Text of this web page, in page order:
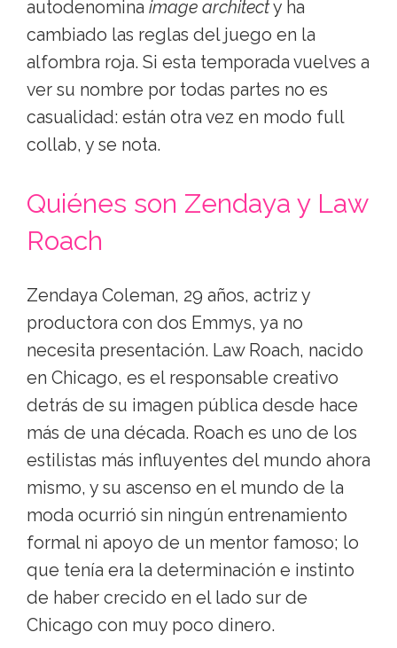
autodenomina image architecty ha
cambiado las reglas del juego en la
alfombra roja. Si esta temporada vuelves a
ver su nombre por todas partes no es
casualidad: están otra vez en modo full
collab, y se nota.
Quiénes son Zendaya y Law
Roach
Zendaya Coleman, 29 años, actriz y
productora con dos Emmys, ya no
necesita presentación. Law Roach, nacido
en Chicago, es el responsable creativo
detrás de su imagen pública desde hace
más de una década. Roach es uno de los
estilistas más influyentes del mundo ahora
mismo, y su ascenso en el mundo de la
moda ocurrió sin ningún entrenamiento
formal ni apoyo de un mentor famoso; lo
que tenía era la determinación e instinto
de haber crecido en el lado sur de
Chicago con muy poco dinero.